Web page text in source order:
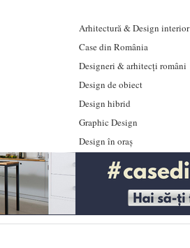
Arhitectură & Design interior
Case din România
Designeri & arhitecți români
Design de obiect
Design hibrid
Graphic Design
Design în oraș